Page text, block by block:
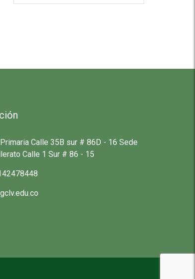
Calle 35B sur # 86D - 16 Sede
Calle 1 Sur # 86 - 15